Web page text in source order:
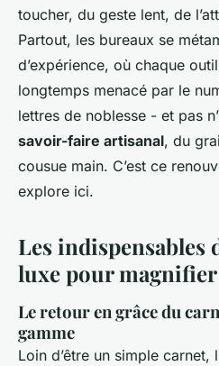
toucher, du geste lent, de
Partout, les bureaux se
d’expérience, où chaque
longtemps menacé par le
lettres de noblesse - et pas
savoir-faire artisanal, du
cousue main. C’est ce
explore ici.
Les indispensables
luxe pour
Le retour en grâce du
gamme
Loin d’être un simple carnet,